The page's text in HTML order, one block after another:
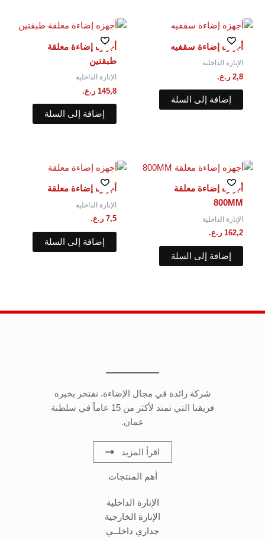
أجهزة إضاءة سقفيه
الإنارة الداخلية
2,8 ر.ع.
إضافة إلى السلة
أجهزه إضاءة معلقة⁩
طبقتين
الإنارة الداخلية
145,8 ر.ع.
إضافة إلى السلة
أجهزه إضاءة معلقة
800MM
الإنارة الداخلية
162,2 ر.ع.
إضافة إلى السلة
أجهزه إضاءة معلقة
الإنارة الداخلية
7,5 ر.ع.
إضافة إلى السلة
شركة رائدة في مجال الإضاءة. نفتخر بخبرة
فريقنا التي تمتد لأكثر من 15 عاماً في سلطنة
عمان.
اقرأ المزيد
أهم المنتجات
الإنارة الداخلية
الإنارة الخارجية
جداري داخلــي